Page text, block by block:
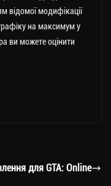
відомої модифікації
на максимум у
ви можете оцінити
для GTA: Online